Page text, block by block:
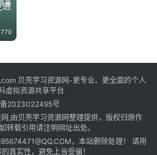
进
770
贝壳学习资源网-更专业、更全面的个人
虚拟资源共享平台
2023022495号
,由贝壳学习资源网整理提供，版权归原作
转载引用请注明网址出处。
，本站删除处理！ 请用
真实性，避免上当受骗！